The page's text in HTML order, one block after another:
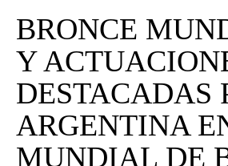
BRONCE
Y
DESTACADAS
ARGENTINA
MUNDIAL DE